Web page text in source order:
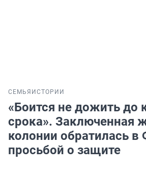
СЕМЬЯ ИСТОРИИ
«Боится не дожить до
срока». Заключенная
колонии обратилась в
просьбой о защите